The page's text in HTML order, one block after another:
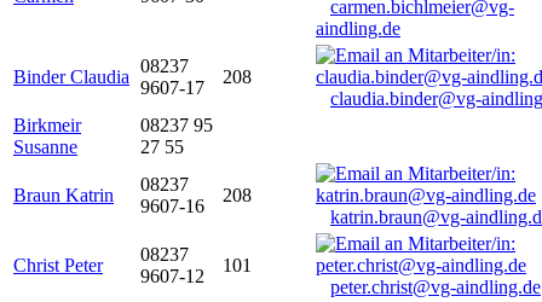
carmen.bichlmeier@vg-
aindling.de
Binder Claudia
08237
9607-17
208
claudia.binder@vg-
Birkmeir
Susanne
08237 95
27 55
Braun Katrin
08237
9607-16
208
katrin.braun@vg-
Christ Peter
08237
9607-12
101
peter.christ@vg-aindling.de